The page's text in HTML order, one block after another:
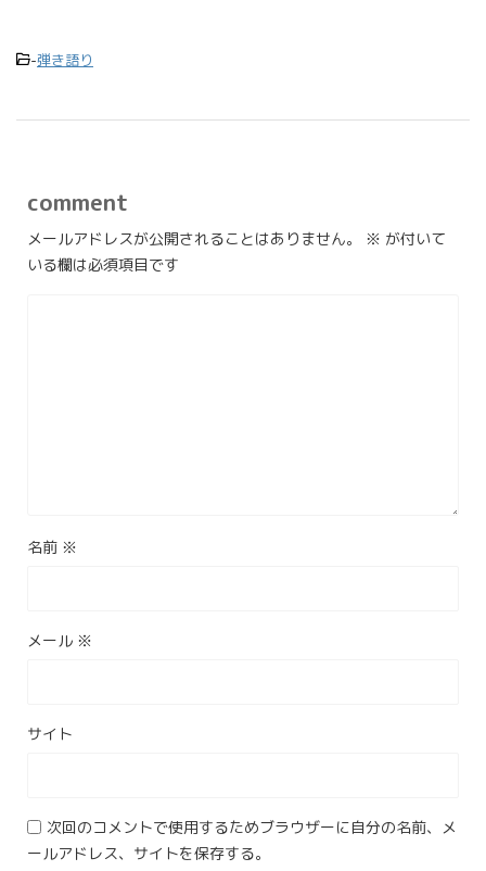
-弾き語り
comment
メールアドレスが公開されることはありません。 ※ が付いて
いる欄は必須項目です
名前 ※
メール ※
サイト
次回のコメントで使用するためブラウザーに自分の名前、メ
ールアドレス、サイトを保存する。